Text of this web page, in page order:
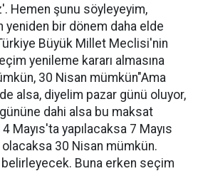
Hemen şunu söyleyeyim,
yeniden bir dönem daha elde
Büyük Millet Meclisi'nin
yenileme kararı almasına
30 Nisan mümkün"Ama
alsa, diyelim pazar günü oluyor,
dahi alsa bu maksat
Mayıs'ta yapılacaksa 7 Mayıs
30 Nisan mümkün.
Buna erken seçim